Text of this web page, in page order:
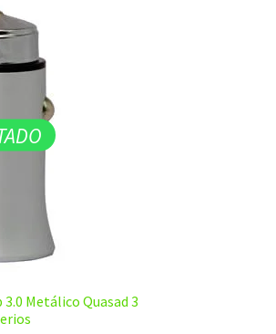
Metálico Quasad 3